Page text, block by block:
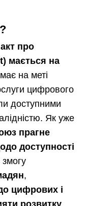
про
мається на
на меті
цифрового
доступними
Як уже
прагне
доступності
,
цифрових і